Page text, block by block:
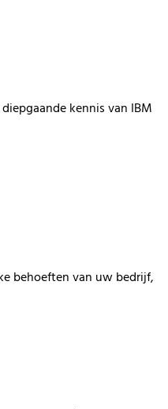
kennis van IBM
behoeften van uw bedrijf,